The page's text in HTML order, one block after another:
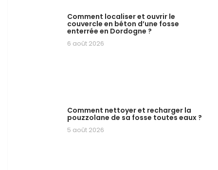
Comment localiser et ouvrir le
couvercle en béton d’une fosse
enterrée en Dordogne ?
6 août 2026
Comment nettoyer et recharger la
pouzzolane de sa fosse toutes eaux ?
5 août 2026